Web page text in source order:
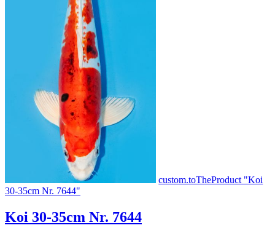
custom.toTheProduct "Koi
30-35cm Nr. 7644"
Koi 30-35cm Nr. 7644